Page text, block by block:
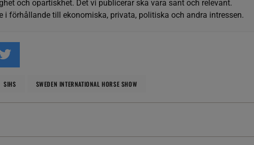
och opartiskhet. Det vi publicerar ska vara sant och relevant.
i förhållande till ekonomiska, privata, politiska och andra intressen.
SIHS SWEDEN INTERNATIONAL HORSE SHOW